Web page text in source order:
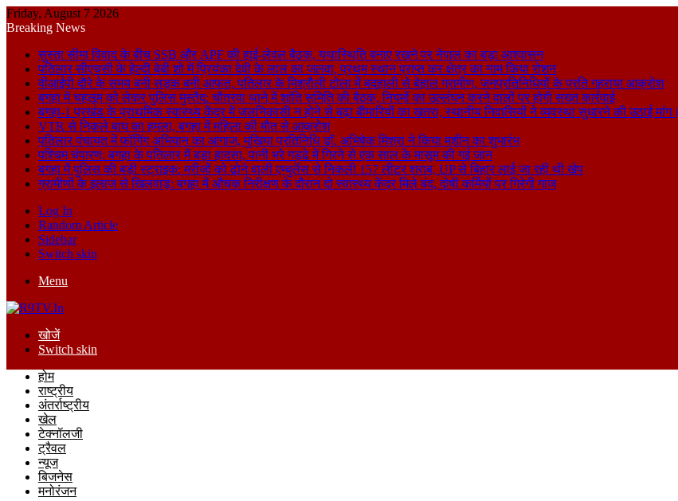
Friday, August 7 2026
Breaking News
सुस्ता सीमा विवाद के बीच SSB और APF की हाई-लेवल बैठक, यथास्थिति बनाए रखने पर नेपाल का बड़ा आश्वासन
पतिलार सीएचसी के हेल्दी बेबी शो में प्रियंका देवी के लाल का जलवा, प्रथम स्थान प्राप्त कर क्षेत्र का नाम किया रोशन
वीआईपी दौरे के समय बनी सड़क बनी आफत, पतिलार के मिश्रौली टोला में बदहाली से बेहाल ग्रामीण, जनप्रतिनिधियों के प्रति गहराया आक्रोश
बगहा में चहलूम को लेकर पुलिस मुस्तैद: चौतरवा थाने में शांति समिति की बैठक, नियमों का उल्लंघन करने वालों पर होगी सख्त कार्रवाई
बगहा-1 प्रखंड के प्राथमिक स्वास्थ्य केंद्र में जलनिकासी न होने से बढ़ा बीमारियों का खतरा, स्थानीय निवासियों ने व्यवस्था सुधारने की उठाई मांग।
VTR से निकले बाघ का हमला, बगहा में महिला की मौत से आक्रोश
पतिलार पंचायत में फॉगिंग अभियान का आगाज, मुखिया प्रतिनिधि डॉ. अभिषेक मिश्रा ने किया मशीन का शुभारंभ
पश्चिम चंपारण: बगहा के पतिलार में बड़ा हादसा, पानी भरे गड्ढे में गिरने से एक साल के मासूम की गई जान
बगहा में पुलिस की बड़ी स्ट्राइक: मरीजों को ढोने वाली एम्बुलेंस से निकली 157 लीटर शराब, UP से बिहार लाई जा रही थी खेप
ग्रामीणों के इलाज से खिलवाड़: बगहा में औचक निरीक्षण के दौरान दो स्वास्थ्य केंद्र मिले बंद, दोषी कर्मियों पर गिरेगी गाज
Log In
Random Article
Sidebar
Switch skin
Menu
खोजें
Switch skin
होम
राष्ट्रीय
अंतर्राष्ट्रीय
खेल
टेक्नॉलजी
ट्रैवल
न्यूज
बिजनेस
मनोरंजन